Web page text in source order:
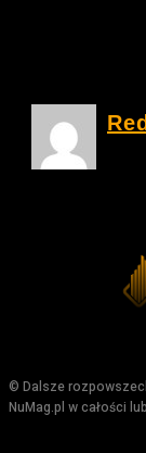
© Dalsze
NuMag.pl w całości